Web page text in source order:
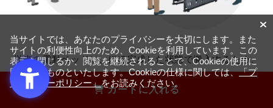
カートに入れる
従来の電動ベッドは、ほぼ完成した状態で搬入するため、
階段やエレベーター、狭い通路や廊下などを通れず搬入出
来ないことがありました。
当サイトでは、あなたのプライバシーを大切にします。また
サイトの利便性向上のため、Cookieを利用しています。この
表示を閉じるか、閲覧を継続されることで、Cookieの使用に
同意するものといたします。Cookieの仕様に関しては、「プ
ライバシーポリシー」をお読みください。